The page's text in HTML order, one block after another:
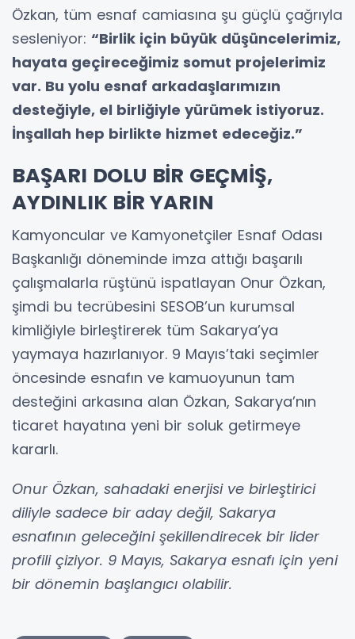
Özkan, tüm esnaf camiasına şu güçlü çağrıyla
sesleniyor: “Birlik için büyük düşüncelerimiz,
hayata geçireceğimiz somut projelerimiz
var. Bu yolu esnaf arkadaşlarımızın
desteğiyle, el birliğiyle yürümek istiyoruz.
İnşallah hep birlikte hizmet edeceğiz.”
BAŞARI DOLU BİR GEÇMİŞ,
AYDINLIK BİR YARIN
Kamyoncular ve Kamyonetçiler Esnaf Odası
Başkanlığı döneminde imza attığı başarılı
çalışmalarla rüştünü ispatlayan Onur Özkan,
şimdi bu tecrübesini SESOB’un kurumsal
kimliğiyle birleştirerek tüm Sakarya’ya
yaymaya hazırlanıyor. 9 Mayıs’taki seçimler
öncesinde esnafın ve kamuoyunun tam
desteğini arkasına alan Özkan, Sakarya’nın
ticaret hayatına yeni bir soluk getirmeye
kararlı.
Onur Özkan, sahadaki enerjisi ve birleştirici
diliyle sadece bir aday değil, Sakarya
esnafının geleceğini şekillendirecek bir lider
profili çiziyor. 9 Mayıs, Sakarya esnafı için yeni
bir dönemin başlangıcı olabilir.